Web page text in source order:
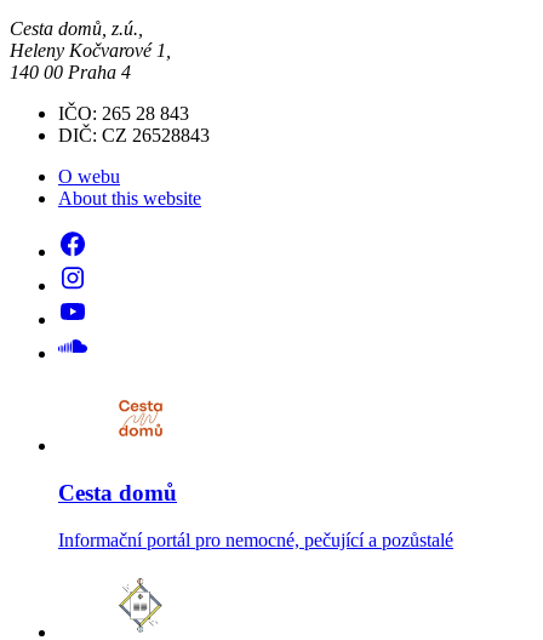
Cesta domů, z.ú.,
Heleny Kočvarové 1,
140 00 Praha 4
IČO: 265 28 843
DIČ: CZ 26528843
O webu
About this website
Cesta domů
Informační portál pro nemocné, pečující a pozůstalé